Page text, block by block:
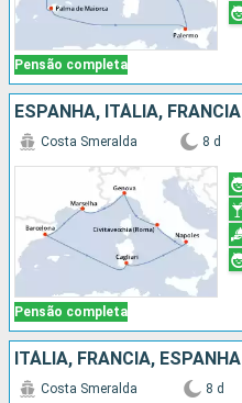
Pensão completa
ESPANHA, ITÁLIA, FRANCIA
Pensão completa
Costa Smeralda 8 d
ITÁLIA, FRANCIA, ESPANHA
Costa Smeralda 8 d